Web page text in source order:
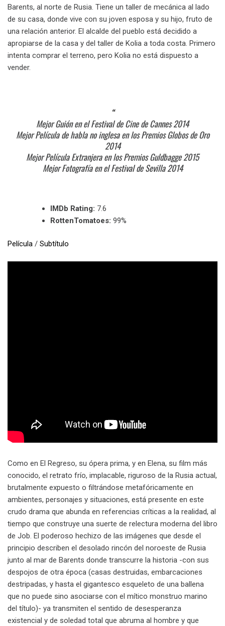
Barents, al norte de Rusia. Tiene un taller de mecánica al lado
de su casa, donde vive con su joven esposa y su hijo, fruto de
una relación anterior. El alcalde del pueblo está decidido a
apropiarse de la casa y del taller de Kolia a toda costa. Primero
intenta comprar el terreno, pero Kolia no está dispuesto a
vender.
Mejor Guión en el Festival de Cine de Cannes 2014
Mejor Película de habla no inglesa en los Premios Globos de Oro
2014
Mejor Película Extranjera en los Premios Guldbagge 2015
Mejor Fotografía en el Festival de Sevilla 2014
IMDb Rating: 7.6
RottenTomatoes: 99%
Película / Subtítulo
Como en El Regreso, su ópera prima, y en Elena, su film más
conocido, el retrato frío, implacable, riguroso de la Rusia actual,
brutalmente expuesto o filtrándose metafóricamente en
ambientes, personajes y situaciones, está presente en este
crudo drama que abunda en referencias críticas a la realidad, al
tiempo que construye una suerte de relectura moderna del libro
de Job. El poderoso hechizo de las imágenes que desde el
principio describen el desolado rincón del noroeste de Rusia
junto al mar de Barents donde transcurre la historia -con sus
despojos de otra época (casas destruidas, embarcaciones
destripadas, y hasta el gigantesco esqueleto de una ballena
que no puede sino asociarse con el mítico monstruo marino
del título)- ya transmiten el sentido de desesperanza
existencial y de soledad total que abruma al hombre y que